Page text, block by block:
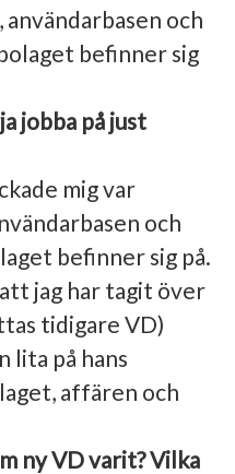
och
befinner sig
jobba på just
mig var
och
befinner sig på.
jag har tagit över
tidigare VD)
lita på hans
affären och
ny VD varit? Vilka